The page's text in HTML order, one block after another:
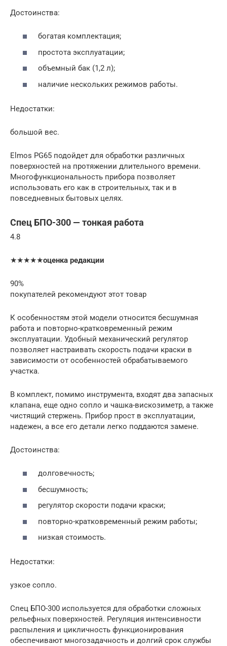
Достоинства:
богатая комплектация;
простота эксплуатации;
объемный бак (1,2 л);
наличие нескольких режимов работы.
Недостатки:
большой вес.
Elmos PG65 подойдет для обработки различных
поверхностей на протяжении длительного времени.
Многофункциональность прибора позволяет
использовать его как в строительных, так и в
повседневных бытовых целях.
Спец БПО-300 — тонкая работа
4.8
★★★★★оценка редакции
90%
покупателей рекомендуют этот товар
К особенностям этой модели относится бесшумная
работа и повторно-кратковременный режим
эксплуатации. Удобный механический регулятор
позволяет настраивать скорость подачи краски в
зависимости от особенностей обрабатываемого
участка.
В комплект, помимо инструмента, входят два запасных
клапана, еще одно сопло и чашка-вискозиметр, а также
чистящий стержень. Прибор прост в эксплуатации,
надежен, а все его детали легко поддаются замене.
Достоинства:
долговечность;
бесшумность;
регулятор скорости подачи краски;
повторно-кратковременный режим работы;
низкая стоимость.
Недостатки:
узкое сопло.
Спец БПО-300 используется для обработки сложных
рельефных поверхностей. Регуляция интенсивности
распыления и цикличность функционирования
обеспечивают многозадачность и долгий срок службы